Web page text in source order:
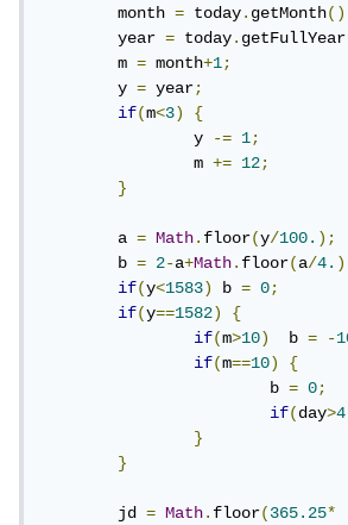
	month
= today.getMonth
	year
= today.
	m
= month+1;
	y
= year;
if(m<3)
{
		y
-= 1;
		m
+= 12;
}
	a
= Math.floor(y/100.);
	b
= 2-a+Math.floor(a/4.
if(y<1583) b = 0;
if(y==1582)
{
if(m>10)
  b
= -
if(m==10)
{
			b
= 0;
if(day>
}
}
	jd
= Math.floor(365.25*